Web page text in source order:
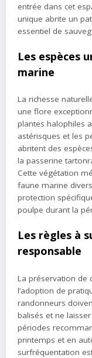
entrée dans cet
unique abrite un
essentiel de
Les espèces
marine
La richesse
une flore
plantes halophiles
astérisques et les
abritent des
la passerine
Cette végétation
faune marine
protection
poulpe durant la
Les règles à
responsable
La préservation de
l’adoption de
randonneurs
balisés et ne
périodes
printemps et en
surfréquentation